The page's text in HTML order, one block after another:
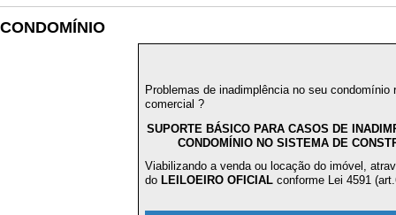
CONDOMÍNIO
Problemas de inadimplência no seu condomínio
comercial ?
SUPORTE BÁSICO PARA CASOS DE
CONDOMÍNIO NO SISTEMA DE
Viabilizando a venda ou locação do imóvel,
do LEILOEIRO OFICIAL conforme Lei 4591